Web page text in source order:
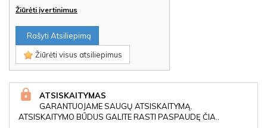
Žiūrėti įvertinimus
Rašyti Atsiliepimą
Žiūrėti visus atsiliepimus
ATSISKAITYMAS
GARANTUOJAME SAUGŲ ATSISKAITYMĄ.
ATSISKAITYMO BŪDUS GALITE RASTI PASPAUDĘ ČIA..